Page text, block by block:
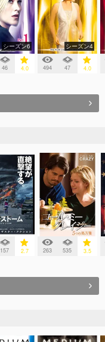
シーズン6
46 4.0
シーズン4
494 47 4.0
157 2.7 263 535 3.5